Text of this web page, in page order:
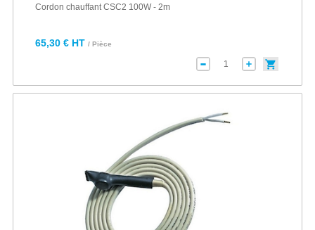
Cordon chauffant CSC2 100W - 2m
65,30 € HT / Pièce